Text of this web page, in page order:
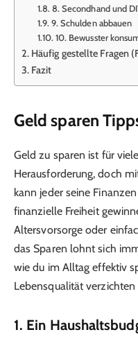
8. Secondhand und
9. Schulden abbauen
10. Bewusster
Häufig gestellte Fragen
Fazit
Geld sparen
Geld zu sparen ist für
Herausforderung, doch
kann jeder seine
finanzielle Freiheit
Altersvorsorge oder
das Sparen lohnt sich
wie du im Alltag effektiv
Lebensqualität verzichten
1. Ein